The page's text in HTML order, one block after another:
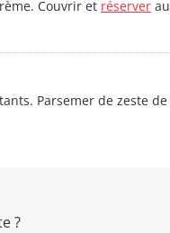
Couvrir et réserver au
Parsemer de zeste de
?